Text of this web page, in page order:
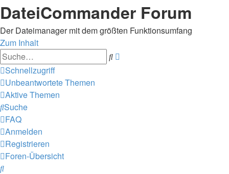
DateiCommander Forum
Der Dateimanager mit dem größten Funktionsumfang
Zum Inhalt
Suche
Schnellzugriff
Unbeantwortete Themen
Aktive Themen
Suche
FAQ
Anmelden
Registrieren
Foren-Übersicht
Suche